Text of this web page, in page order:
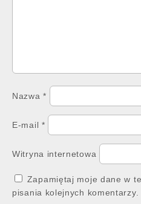
Nazwa*
E-mail *
Witryna internetowa
Zapamiętaj moje dane w
pisania kolejnych komentarzy.